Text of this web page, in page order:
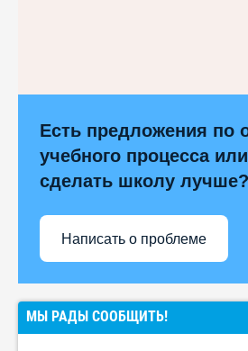
Есть предложения по
учебного процесса
сделать школу лучше?
Написать о проблеме
МЫ РАДЫ СООБЩИТЬ!